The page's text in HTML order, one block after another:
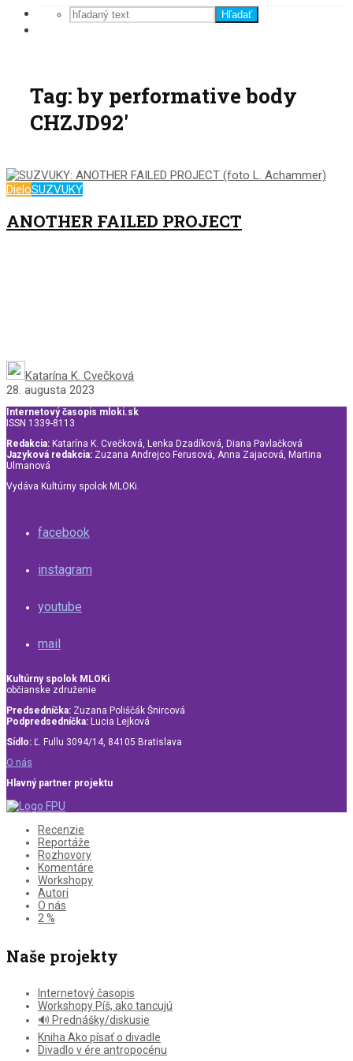
Hľadať
Tag: by performative body
CHZJD92'
DieloSUZVUKY
ANOTHER FAILED PROJECT
Katarína K. Cvečková
28. augusta 2023
Internetový časopis mloki.sk
ISSN 1339-8113
Redakcia: Katarína K. Cvečková, Lenka Dzadíková, Diana Pavlačková
Jazyková redakcia: Zuzana Andrejco Ferusová, Anna Zajacová, Martina
Ulmanová
Vydáva Kultúrny spolok MLOKi.
facebook
instagram
youtube
mail
Kultúrny spolok MLOKi
občianske združenie
Predsedníčka: Zuzana Poliščák Šnircová
Podpredsedníčka: Lucia Lejková
Sídlo: Ľ. Fullu 3094/14, 84105 Bratislava
O nás
Hlavný partner projektu
Recenzie
Reportáže
Rozhovory
Komentáre
Workshopy
Autori
O nás
2 %
Naše projekty
Internetový časopis
Workshopy Píš, ako tancujú
🔊 Prednášky/diskusie
Kniha Ako písať o divadle
Divadlo v ére antropocénu